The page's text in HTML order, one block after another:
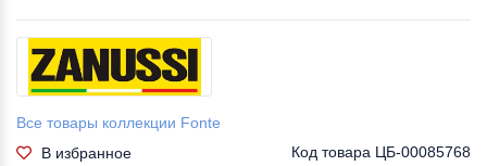
Все товары коллекции Fonte
В избранное
Код товара ЦБ-00085768